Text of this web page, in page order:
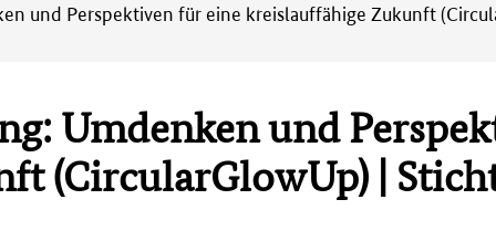
und Perspektiven für eine kreislauffähige Zukunft
Umdenken und
(CircularGlowUp) |